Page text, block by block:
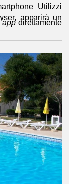
Utilizzi
apparirà un
appdirettamente